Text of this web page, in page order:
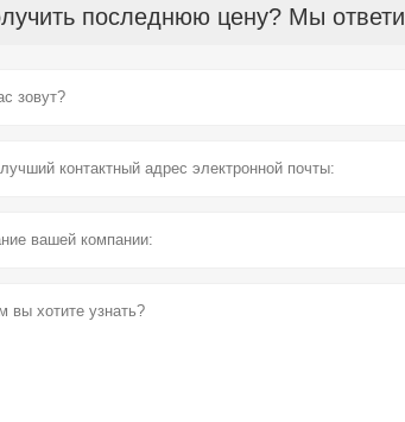
последнюю цену? Мы